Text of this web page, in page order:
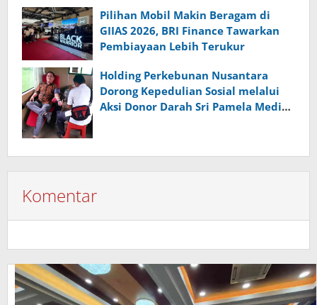
Pilihan Mobil Makin Beragam di
GIIAS 2026, BRI Finance Tawarkan
Pembiayaan Lebih Terukur
Holding Perkebunan Nusantara
Dorong Kepedulian Sosial melalui
Aksi Donor Darah Sri Pamela Medika
Komentar